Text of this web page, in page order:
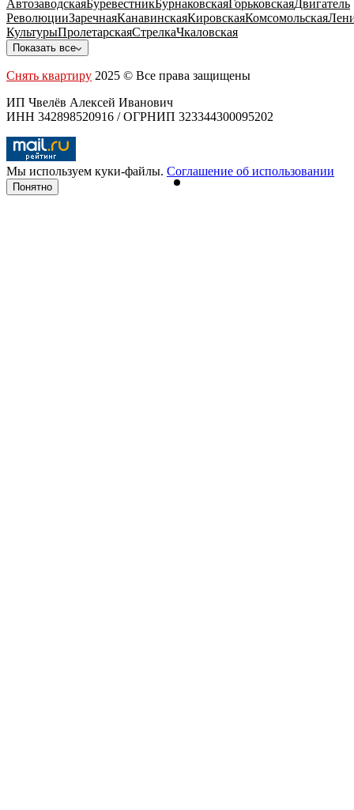
АвтозаводскаяБуревестникБурнаковскаяГорьковскаяДвигатель
РеволюцииЗаречнаяКанавинскаяКировскаяКомсомольская
КультурыПролетарскаяСтрелкаЧкаловская
Показать все
Снять квартиру 2025 © Все права защищены
ИП Чвелёв Алексей Иванович
ИНН 342898520916 / ОГРНИП 323344300095202
Мы используем куки-файлы. Соглашение об использовании
Понятно